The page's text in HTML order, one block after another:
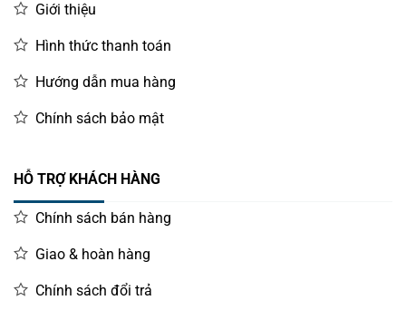
Giới thiệu
Hình thức thanh toán
Hướng dẫn mua hàng
Chính sách bảo mật
HỖ TRỢ KHÁCH HÀNG
Chính sách bán hàng
Giao & hoàn hàng
Chính sách đổi trả